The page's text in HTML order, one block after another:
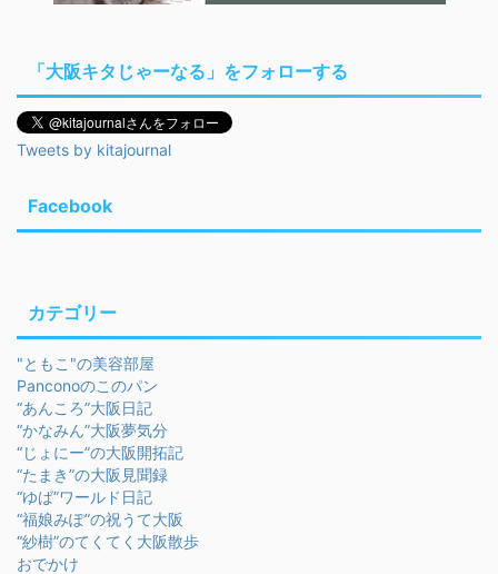
「大阪キタじゃーなる」をフォローする
Tweets by kitajournal
Facebook
カテゴリー
"ともこ"の美容部屋
Panconoのこのパン
“あんころ”大阪日記
“かなみん”大阪夢気分
“じょにー”の大阪開拓記
“たまき”の大阪見聞録
“ゆば”ワールド日記
“福娘みぽ”の祝うて大阪
“紗樹”のてくてく大阪散歩
おでかけ